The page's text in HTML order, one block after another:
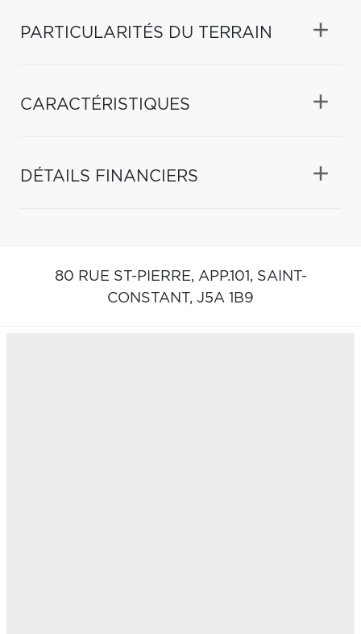
PARTICULARITÉS DU TERRAIN
CARACTÉRISTIQUES
DÉTAILS FINANCIERS
80 RUE ST-PIERRE, APP.101, SAINT-
CONSTANT, J5A 1B9